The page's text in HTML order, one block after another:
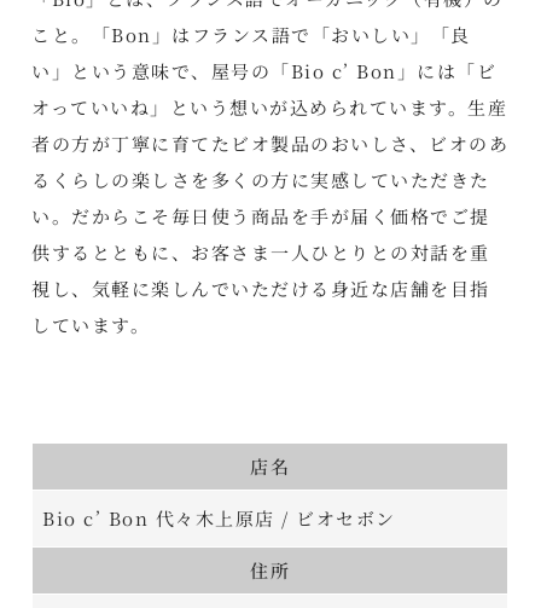
こと。「Bon」はフランス語で「おいしい」「良
い」という意味で、屋号の「Bio c’ Bon」には「ビ
オっていいね」という想いが込められています。生産
者の方が丁寧に育てたビオ製品のおいしさ、ビオのあ
るくらしの楽しさを多くの方に実感していただきた
い。だからこそ毎日使う商品を手が届く価格でご提
供するとともに、お客さま一人ひとりとの対話を重
視し、気軽に楽しんでいただける身近な店舗を目指
しています。
店名
Bio c’ Bon 代々木上原店 / ビオセボン
住所